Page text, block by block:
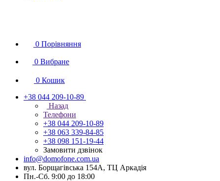
0 Порівняння
0 Вибране
0 Кошик
+38 044 209-10-89
Назад
Телефони
+38 044 209-10-89
+38 063 339-84-85
+38 098 151-19-44
Замовити дзвінок
info@domofone.com.ua
вул. Борщагівська 154А, ТЦ Аркадія
Пн.-Сб. 9:00 до 18:00